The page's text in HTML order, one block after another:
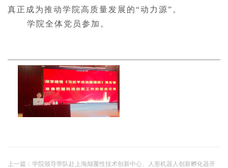
真正成为推动学院高质量发展的“动力源”。
学院全体党员参加。
上一篇： 学院领导带队赴上海颠覆性技术创新中心、人形机器人创新孵化器开